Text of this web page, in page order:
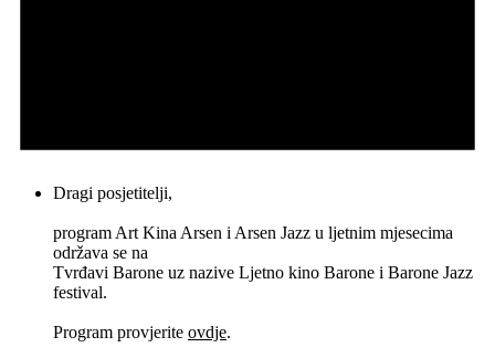
Dragi posjetitelji,
program Art Kina Arsen i Arsen Jazz u ljetnim mjesecima
održava se na
Tvrđavi Barone uz nazive Ljetno kino Barone i Barone Jazz
festival.
Program provjerite ovdje.